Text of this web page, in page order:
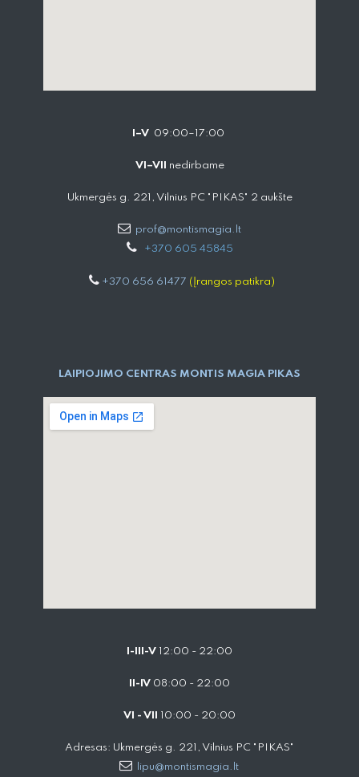
I–V 09:00–17:00
VI–VII nedirbame
Ukmergės g. 221, Vilnius PC "PIKAS" 2 aukšte
prof@montismagia.lt
+370 605 4584​5
+370 656 61477 (Įrangos patikra)
LAIPIOJIMO CENTRAS MONTIS MAGIA PIKAS
I-III-V 12:00 - 22:00
II-IV 08:00 - 22:00
VI - VII 10:00 - 20:00
Adresas: Ukmergės g. 221, Vilnius PC "PIKAS"
lipu@montismagia.lt